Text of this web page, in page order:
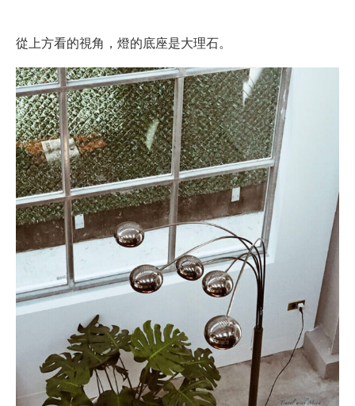
從上方看的視角，燈的底座是大理石。